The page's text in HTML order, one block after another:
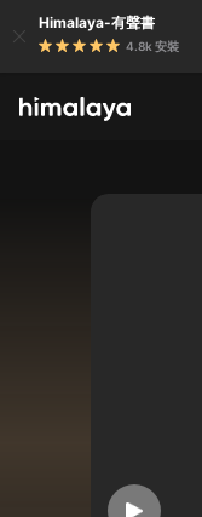
Himalaya-有聲書
4.8k 安裝